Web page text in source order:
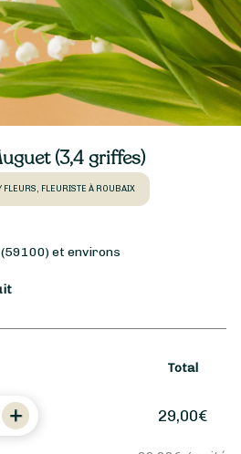
(3,4 griffes)
FLEURS, FLEURISTE À ROUBAIX
et environs
Total
29,00€